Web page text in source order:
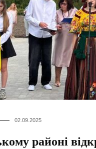
02.09.2025
районі